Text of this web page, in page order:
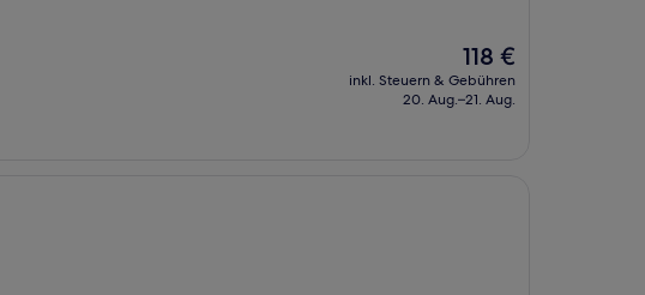
Der
Preis
beträgt
118 €
inkl. Steuern & Gebühren
20. Aug.–21. Aug.